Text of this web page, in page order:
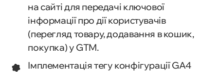
на сайті для передачі ключової
інформації про дії користувачів
(перегляд товару, додавання в кошик,
покупка) у GTM.
Імплементація тегу конфігурації GA4